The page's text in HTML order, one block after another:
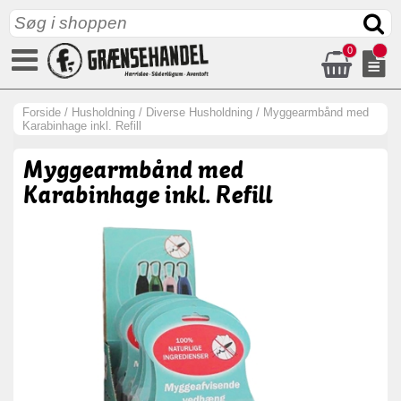
0
Forside / Husholdning / Diverse Husholdning / Myggearmbånd med
Karabinhage inkl. Refill
Myggearmbånd med
Karabinhage inkl. Refill